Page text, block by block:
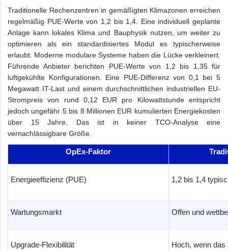
Traditionelle Rechenzentren in gemäßigten Klimazonen erreichen
regelmäßig PUE-Werte von 1,2 bis 1,4. Eine individuell geplante
Anlage kann lokales Klima und Bauphysik nutzen, um weiter zu
optimieren als ein standardisiertes Modul es typischerweise
erlaubt. Moderne modulare Systeme haben die Lücke verkleinert.
Führende Anbieter berichten PUE-Werte von 1,2 bis 1,35 für
luftgekühlte Konfigurationen. Eine PUE-Differenz von 0,1 bei 5
Megawatt IT-Last und einem durchschnittlichen industriellen EU-
Strompreis von rund 0,12 EUR pro Kilowattstunde entspricht
jedoch ungefähr 5 bis 8 Millionen EUR kumulierten Energiekosten
über 15 Jahre. Das ist in keiner TCO-Analyse eine
vernachlässigbare Größe.
OpEx-Faktor
Energieeffizienz (PUE) 1,2 bis 1,4
Wartungsmarkt Offen und
Upgrade-Flexibilität Hoch, wenn